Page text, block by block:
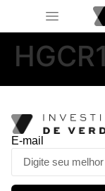
E-mail